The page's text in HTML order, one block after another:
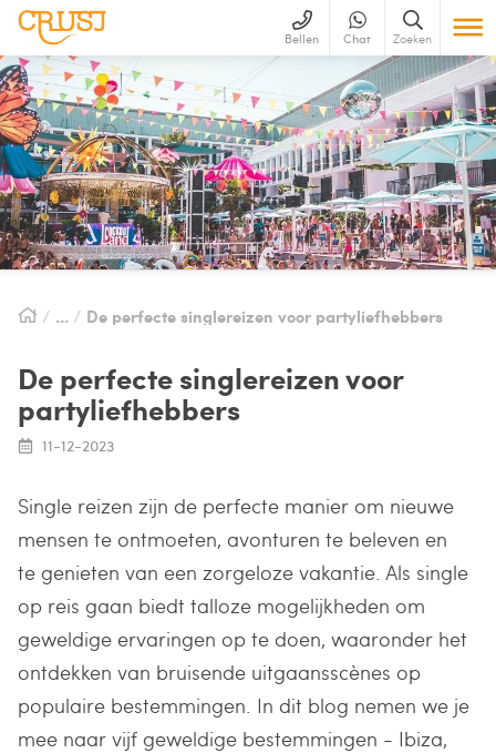
Bellen Chat Zoeken
De perfecte singlereizen voor partyliefhebbers
De perfecte singlereizen voor
partyliefhebbers
11-12-2023
Single reizen zijn de perfecte manier om nieuwe
mensen te ontmoeten, avonturen te beleven en
te genieten van een zorgeloze vakantie. Als single
op reis gaan biedt talloze mogelijkheden om
geweldige ervaringen op te doen, waaronder het
ontdekken van bruisende uitgaansscènes op
populaire bestemmingen. In dit blog nemen we je
mee naar vijf geweldige bestemmingen - Ibiza,